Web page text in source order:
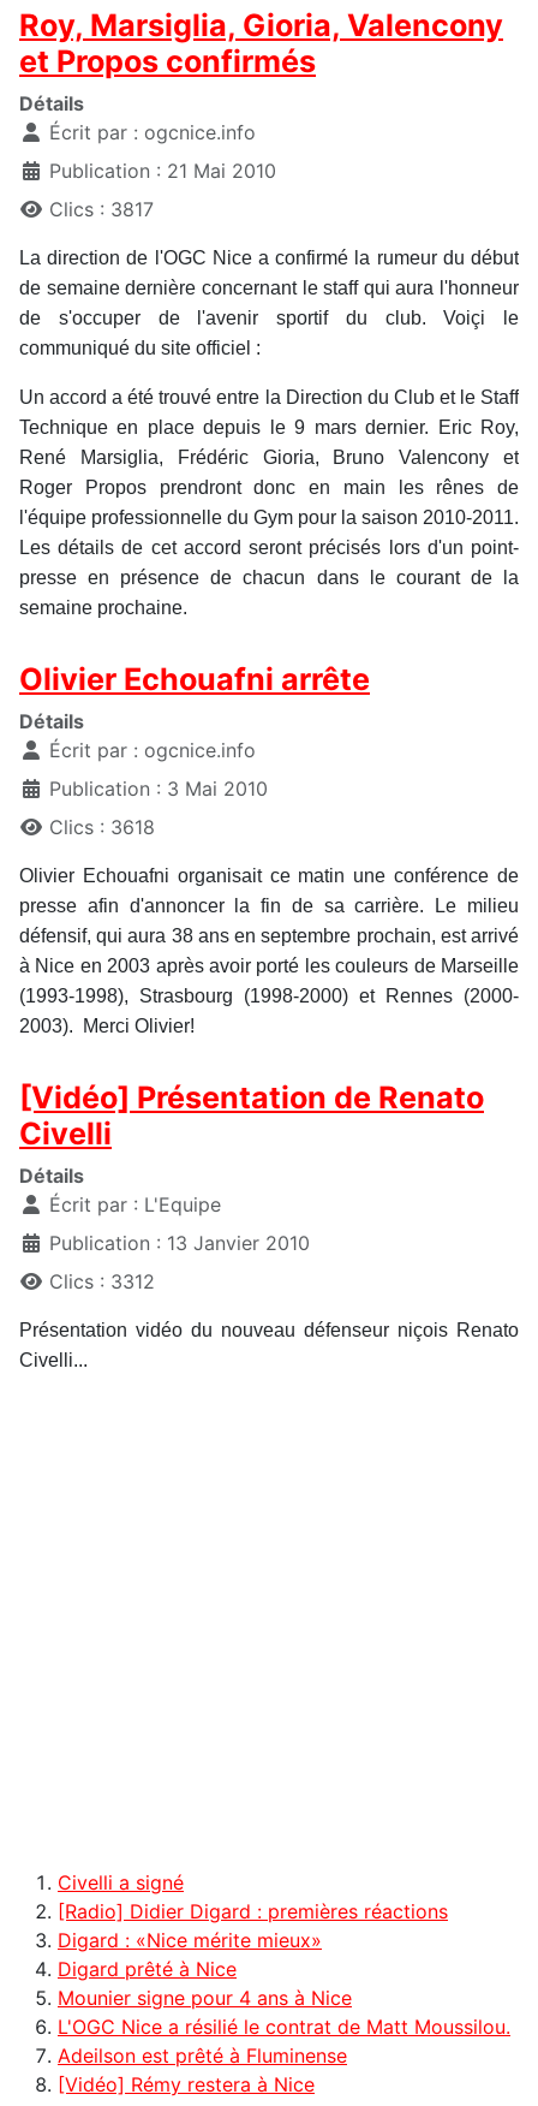
Roy, Marsiglia, Gioria, Valencony
et Propos confirmés
Détails
Écrit par : ogcnice.info
Publication : 21 Mai 2010
Clics : 3817
La direction de l'OGC Nice a confirmé la rumeur du début
de semaine dernière concernant le staff qui aura l'honneur
de s'occuper de l'avenir sportif du club. Voiçi le
communiqué du site officiel :
Un accord a été trouvé entre la Direction du Club et le Staff
Technique en place depuis le 9 mars dernier. Eric Roy,
René Marsiglia, Frédéric Gioria, Bruno Valencony et
Roger Propos prendront donc en main les rênes de
l'équipe professionnelle du Gym pour la saison 2010-2011.
Les détails de cet accord seront précisés lors d'un point-
presse en présence de chacun dans le courant de la
semaine prochaine.
Olivier Echouafni arrête
Détails
Écrit par : ogcnice.info
Publication : 3 Mai 2010
Clics : 3618
Olivier Echouafni organisait ce matin une conférence de
presse afin d'annoncer la fin de sa carrière. Le milieu
défensif, qui aura 38 ans en septembre prochain, est arrivé
à Nice en 2003 après avoir porté les couleurs de Marseille
(1993-1998), Strasbourg (1998-2000) et Rennes (2000-
2003). Merci Olivier!
[Vidéo] Présentation de Renato
Civelli
Détails
Écrit par : L'Equipe
Publication : 13 Janvier 2010
Clics : 3312
Présentation vidéo du nouveau défenseur niçois Renato
Civelli...
Civelli a signé
[Radio] Didier Digard : premières réactions
Digard : «Nice mérite mieux»
Digard prêté à Nice
Mounier signe pour 4 ans à Nice
L'OGC Nice a résilié le contrat de Matt Moussilou.
Adeilson est prêté à Fluminense
[Vidéo] Rémy restera à Nice